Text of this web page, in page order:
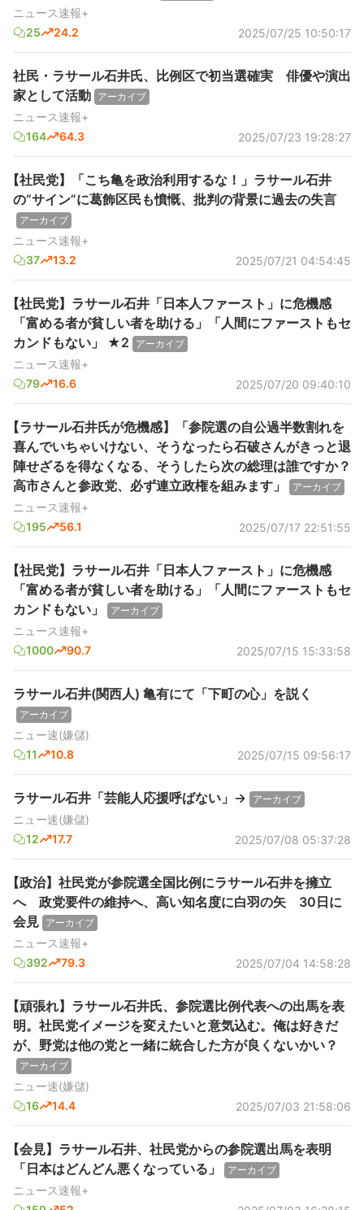
ニュース速報+
25
24.2 2025/07/25 10:50:17
社民・ラサール石井氏、比例区で初当選確実 俳優や演出
家として活動 アーカイブ
ニュース速報+
164
64.3 2025/07/23 19:28:27
【社民党】「こち亀を政治利用するな！」ラサール石井
の“サイン”に葛飾区民も憤慨、批判の背景に過去の失言
アーカイブ
ニュース速報+
37
13.2 2025/07/21 04:54:45
【社民党】ラサール石井「日本人ファースト」に危機感
「富める者が貧しい者を助ける」「人間にファーストもセ
カンドもない」 ★2
アーカイブ
ニュース速報+
79
16.6 2025/07/20 09:40:10
【ラサール石井氏が危機感】「参院選の自公過半数割れを
喜んでいちゃいけない、そうなったら石破さんがきっと退
陣せざるを得なくなる、そうしたら次の総理は誰ですか？
高市さんと参政党、必ず連立政権を組みます」
アーカイブ
ニュース速報+
195
56.1 2025/07/17 22:51:55
【社民党】ラサール石井「日本人ファースト」に危機感
「富める者が貧しい者を助ける」「人間にファーストもセ
カンドもない」
アーカイブ
ニュース速報+
1000
90.7 2025/07/15 15:33:58
ラサール石井(関西人) 亀有にて「下町の心」を説く
アーカイブ
ニュー速(嫌儲)
11
10.8 2025/07/15 09:56:17
ラサール石井「芸能人応援呼ばない」→ アーカイブ
ニュー速(嫌儲)
12
17.7 2025/07/08 05:37:28
【政治】社民党が参院選全国比例にラサール石井を擁立
へ 政党要件の維持へ、高い知名度に白羽の矢 30日に
会見 アーカイブ
ニュース速報+
392
79.3 2025/07/04 14:58:28
【頑張れ】ラサール石井氏、参院選比例代表への出馬を表
明。社民党イメージを変えたいと意気込む。俺は好きだ
が、野党は他の党と一緒に統合した方が良くないかい？
アーカイブ
ニュー速(嫌儲)
16
14.4 2025/07/03 21:58:06
【会見】ラサール石井、社民党からの参院選出馬を表明
「日本はどんどん悪くなっている」
アーカイブ
ニュース速報+